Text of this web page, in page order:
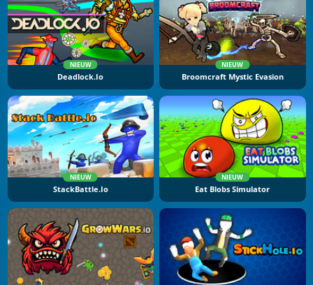
NIEUW
Deadlock.io
NIEUW
Broomcraft Mystic Evasion
NIEUW
StackBattle.io
NIEUW
Eat Blobs Simulator